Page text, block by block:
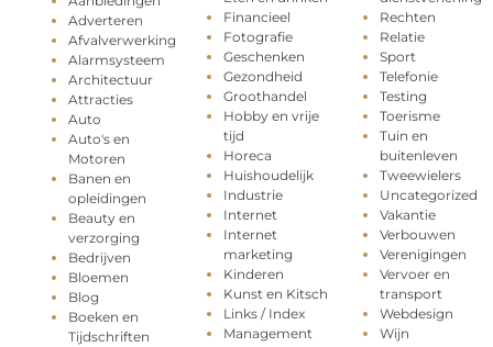
Adverteren
Afvalverwerking
Alarmsysteem
Architectuur
Attracties
Auto
Auto's en
Motoren
Banen en
opleidingen
Beauty en
verzorging
Bedrijven
Bloemen
Blog
Boeken en
Tijdschriften
Financieel
Fotografie
Geschenken
Gezondheid
Groothandel
Hobby en vrije
tijd
Horeca
Huishoudelijk
Industrie
Internet
Internet
marketing
Kinderen
Kunst en Kitsch
Links / Index
Management
Rechten
Relatie
Sport
Telefonie
Testing
Toerisme
Tuin en
buitenleven
Tweewielers
Uncategorized
Vakantie
Verbouwen
Verenigingen
Vervoer en
transport
Webdesign
Wijn